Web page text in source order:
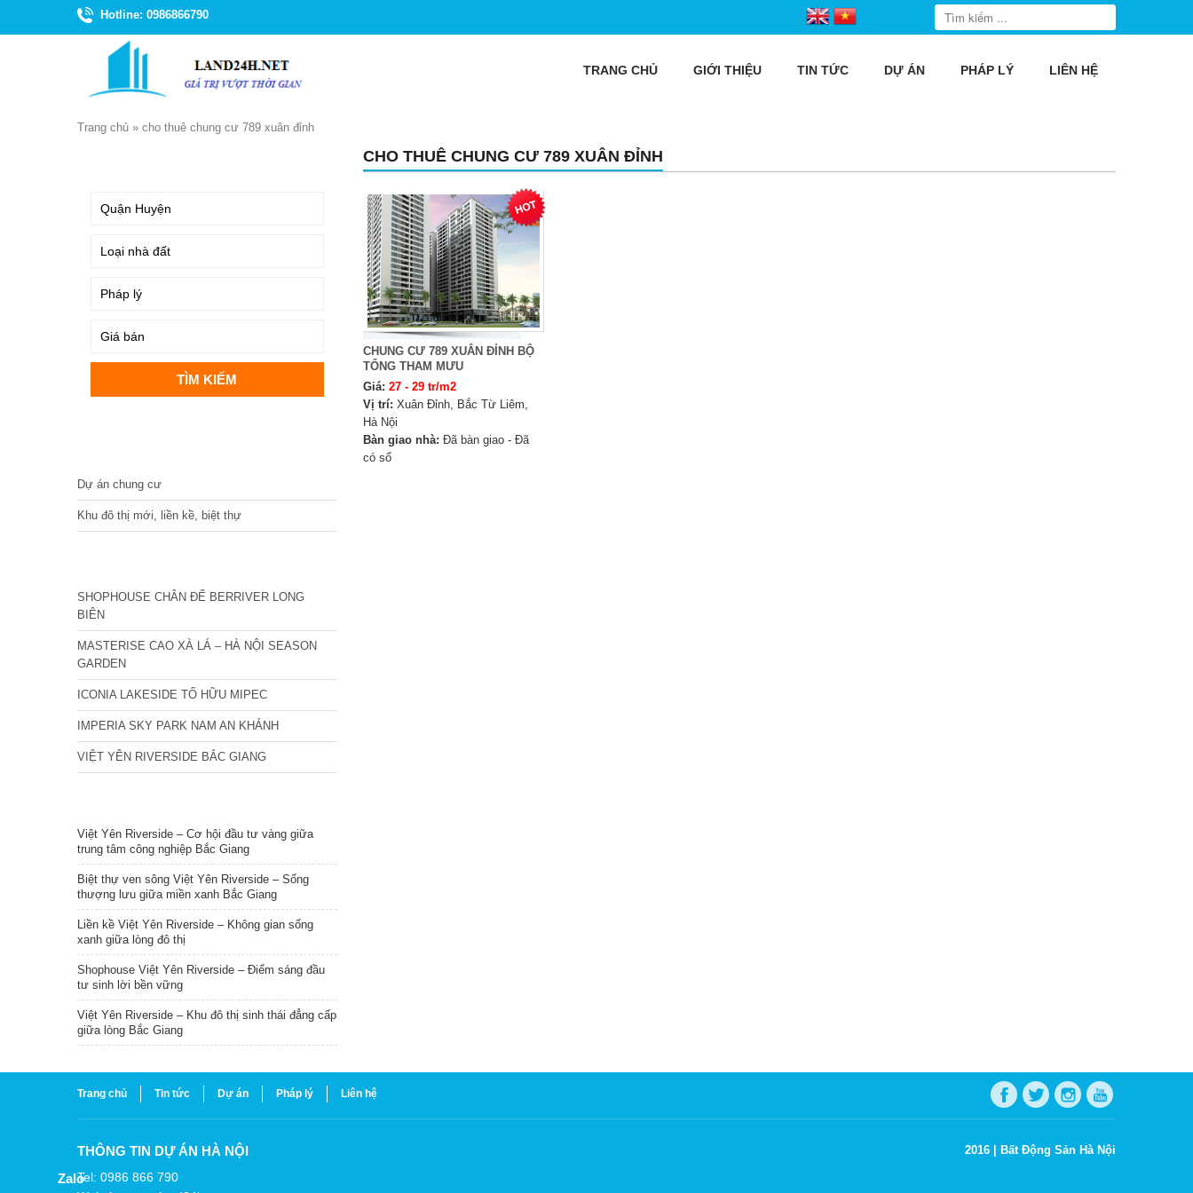
Hotline: 0986866790
TRANG CHỦ GIỚI THIỆU TIN TỨC DỰ ÁN PHÁP LÝ LIÊN HỆ
Trang chủ » cho thuê chung cư 789 xuân đỉnh
CHO THUÊ CHUNG CƯ 789 XUÂN ĐỈNH
CHUNG CƯ 789 XUÂN ĐỈNH BỘ
TỔNG THAM MƯU
Giá: 27 - 29 tr/m2
Vị trí: Xuân Đỉnh, Bắc Từ Liêm,
Hà Nội
Bàn giao nhà: Đã bàn giao - Đã
có sổ
Dự án chung cư
Khu đô thị mới, liền kề, biệt thự
SHOPHOUSE CHÂN ĐẾ BERRIVER LONG
BIÊN
MASTERISE CAO XÀ LÁ – HÀ NỘI SEASON
GARDEN
ICONIA LAKESIDE TỐ HỮU MIPEC
IMPERIA SKY PARK NAM AN KHÁNH
VIỆT YÊN RIVERSIDE BẮC GIANG
Việt Yên Riverside – Cơ hội đầu tư vàng giữa
trung tâm công nghiệp Bắc Giang
Biệt thự ven sông Việt Yên Riverside – Sống
thượng lưu giữa miền xanh Bắc Giang
Liền kề Việt Yên Riverside – Không gian sống
xanh giữa lòng đô thị
Shophouse Việt Yên Riverside – Điểm sáng đầu
tư sinh lời bền vững
Việt Yên Riverside – Khu đô thị sinh thái đẳng cấp
giữa lòng Bắc Giang
Trang chủ Tin tức Dự án Pháp lý Liên hệ
THÔNG TIN DỰ ÁN HÀ NỘI
Tel: 0986 866 790
2016 | Bất Động Sản Hà Nội
Zalo